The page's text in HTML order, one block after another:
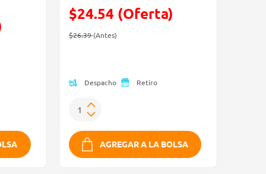
$24.54 (Oferta)
Precio reducido de
$26.39(Antes)(Oferta)
Despacho Retiro
AGREGAR A LA BOLSA